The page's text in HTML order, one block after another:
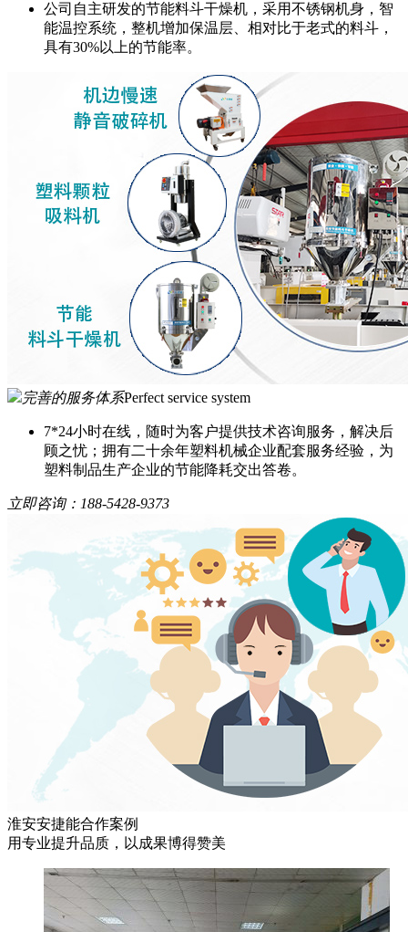
公司自主研发的节能料斗干燥机，采用不锈钢机身，智
能温控系统，整机增加保温层、相对比于老式的料斗，
具有30%以上的节能率。
完善的服务体系Perfect service system
7*24小时在线，随时为客户提供技术咨询服务，解决后
顾之忧；拥有二十余年塑料机械企业配套服务经验，为
塑料制品生产企业的节能降耗交出答卷。
立即咨询： 188-5428-9373
淮安安捷能合作案例
用专业提升品质，以成果博得赞美